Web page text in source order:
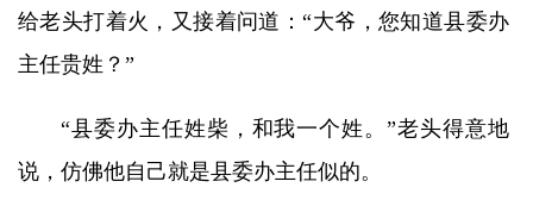
给老头打着火，又接着问道：“大爷，您知道县委办
主任贵姓？”
“县委办主任姓柴，和我一个姓。”老头得意地
说，仿佛他自己就是县委办主任似的。